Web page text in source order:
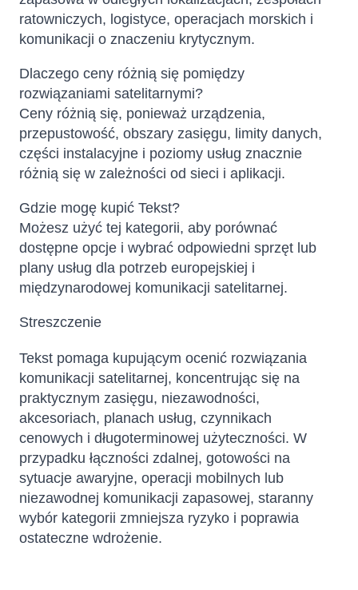
ratowniczych, logistyce, operacjach morskich i
komunikacji o znaczeniu krytycznym.
Dlaczego ceny różnią się pomiędzy
rozwiązaniami satelitarnymi?
Ceny różnią się, ponieważ urządzenia,
przepustowość, obszary zasięgu, limity danych,
części instalacyjne i poziomy usług znacznie
różnią się w zależności od sieci i aplikacji.
Gdzie mogę kupić Tekst?
Możesz użyć tej kategorii, aby porównać
dostępne opcje i wybrać odpowiedni sprzęt lub
plany usług dla potrzeb europejskiej i
międzynarodowej komunikacji satelitarnej.
Streszczenie
Tekst pomaga kupującym ocenić rozwiązania
komunikacji satelitarnej, koncentrując się na
praktycznym zasięgu, niezawodności,
akcesoriach, planach usług, czynnikach
cenowych i długoterminowej użyteczności. W
przypadku łączności zdalnej, gotowości na
sytuacje awaryjne, operacji mobilnych lub
niezawodnej komunikacji zapasowej, staranny
wybór kategorii zmniejsza ryzyko i poprawia
ostateczne wdrożenie.